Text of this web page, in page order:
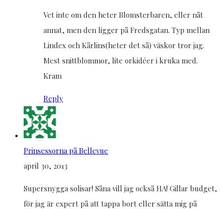
Vet inte om den heter Blomsterbaren, eller nåt
annat, men den ligger på Fredsgatan. Typ mellan
Lindex och Kårlins(heter det så) väskor tror jag.
Mest snittblommor, lite orkidéer i kruka med.
Kram
Reply
Prinsessorna på Bellevue
april 30, 2013
Supersnygga solisar! Såna vill jag också HA! Gillar budget,
för jag är expert på att tappa bort eller sätta mig på